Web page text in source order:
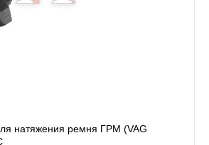
натяжения ремня ГРМ (VAG